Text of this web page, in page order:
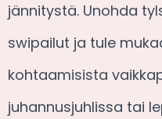
jännitystä. Unohda
swipailut ja tule
kohtaamisista
juhannusjuhlissa tai